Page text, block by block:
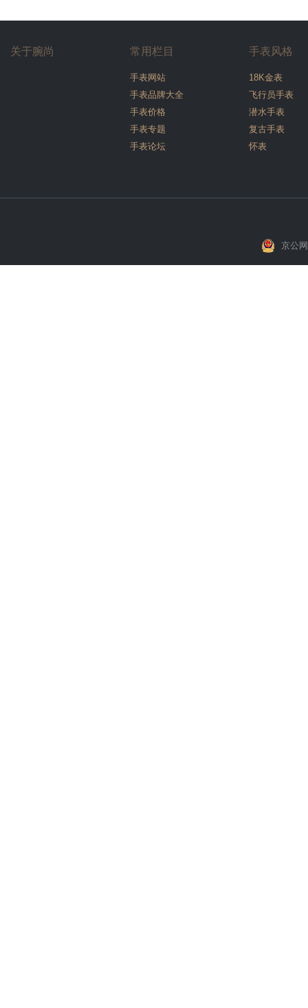
关于腕尚 常用栏目
手表网站
手表品牌大全
手表价格
手表专题
手表论坛
手表风格
18K金表
飞行员手表
潜水手表
复古手表
怀表
京公